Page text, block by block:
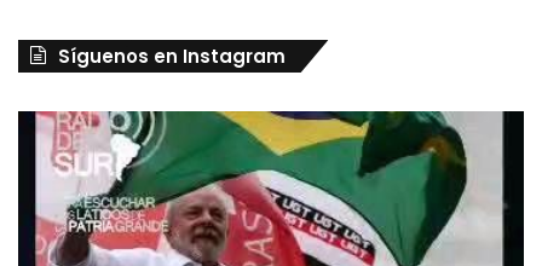
Síguenos en Instagram